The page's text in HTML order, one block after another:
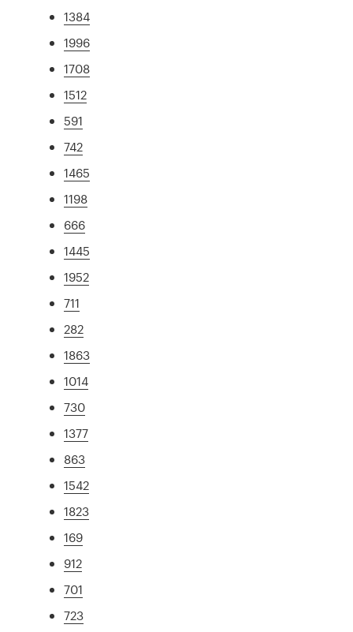
1384
1996
1708
1512
591
742
1465
1198
666
1445
1952
711
282
1863
1014
730
1377
863
1542
1823
169
912
701
723